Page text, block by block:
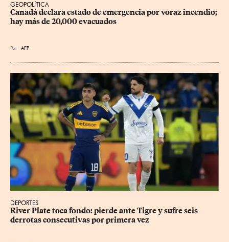
GEOPOLÍTICA
Canadá declara estado de emergencia por voraz incendio;
hay más de 20,000 evacuados
Por AFP
DEPORTES
River Plate toca fondo: pierde ante Tigre y sufre seis
derrotas consecutivas por primera vez